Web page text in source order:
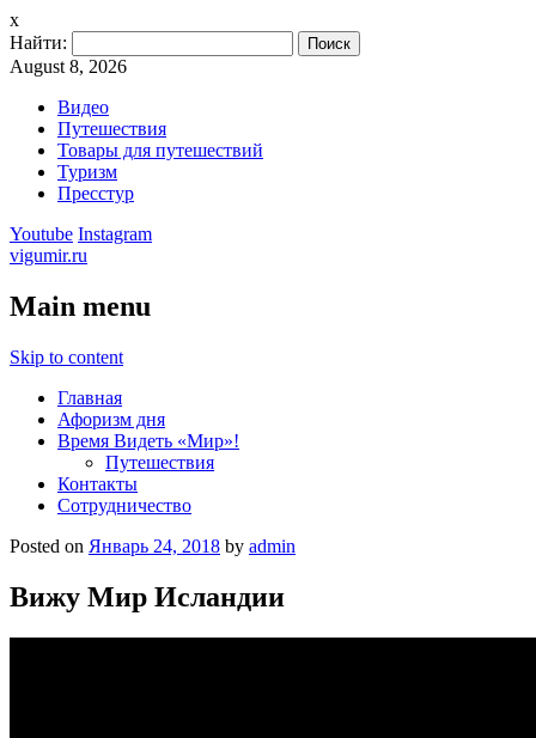
x
Найти:
August 8, 2026
Видео
Путешествия
Товары для путешествий
Туризм
Пресстур
Youtube Instagram
vigumir.ru
Main menu
Skip to content
Главная
Афоризм дня
Время Видеть «Мир»!
Путешествия
Контакты
Сотрудничество
Posted on Январь 24, 2018 by admin
Вижу Мир Исландии